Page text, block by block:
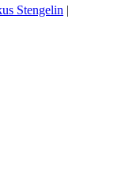
Stengelin |